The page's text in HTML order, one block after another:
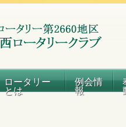
ロータリー
とは
例会情
報